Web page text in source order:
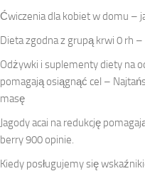
Ćwiczenia dla kobiet w domu –
Dieta zgodna z grupą krwi 0 rh
Odżywki i suplementy diety na
pomagają osiągnąć cel –
masę
Jagody acai na redukcję
berry 900 opinie.
Kiedy posługujemy się